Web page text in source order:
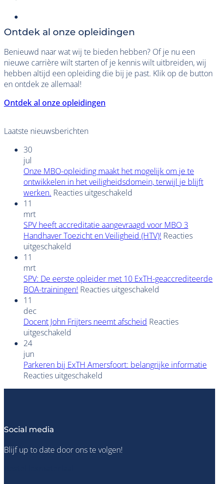
Ontdek al onze opleidingen
Benieuwd naar wat wij te bieden hebben? Of je nu een
nieuwe carrière wilt starten of je kennis wilt uitbreiden, wij
hebben altijd een opleiding die bij je past. Klik op de button
en ontdek ze allemaal!
Ontdek al onze opleidingen
Laatste nieuwsberichten
30
jul
Onze MBO-opleiding maakt het mogelijk om je te
ontwikkelen in het veiligheidsdomein, terwijl je blijft
werken. Reacties uitgeschakeld
opleiding
maakt
je
te
het
blijft
11
mrt
SPV heeft accreditatie aangevraagd voor MBO 3
Handhaver Toezicht en Veiligheid (HTV)! Reacties
uitgeschakeld
accreditatie
aangevraagd
3
Veiligheid
(HTV)!
11
mrt
SPV: De eerste opleider met 10 ExTH-geaccrediteerde
BOA-trainingen! Reacties uitgeschakeld
eerste
ExTH-
11
dec
Docent John Frijters neemt afscheid Reacties
uitgeschakeld
Frijters
neemt
24
jun
Parkeren bij ExTH Amersfoort: belangrijke informatie
Reacties uitgeschakeld
Social media
Blijf up to date door ons te volgen!